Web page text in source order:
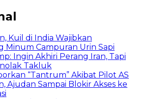
Kuil di India Wajibkan
Minum Campuran Urin Sapi
Ingin Akhiri Perang Iran, Tapi
Takluk
“Tantrum” Akibat Pilot AS
Ajudan Sampai Blokir Akses ke